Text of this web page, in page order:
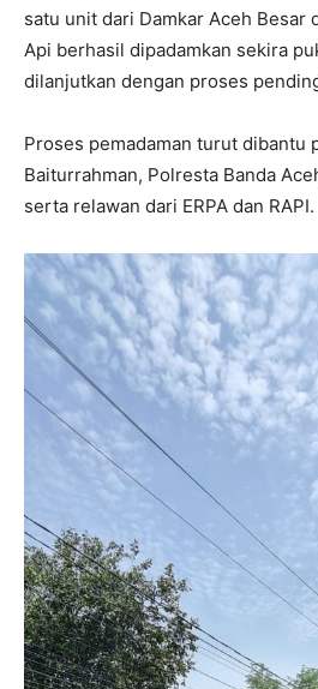
satu unit dari Damkar Aceh Besar
Api berhasil dipadamkan sekira
dilanjutkan dengan proses
Proses pemadaman turut dibantu
Baiturrahman, Polresta Banda
serta relawan dari ERPA dan RAPI.